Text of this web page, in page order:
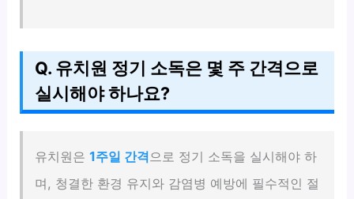
Q. 유치원 정기 소독은 몇 주 간격으로
실시해야 하나요?
유치원은1주일 간격으로 정기 소독을 실시해야 하
며, 청결한 환경 유지와 감염병 예방에 필수적인 절